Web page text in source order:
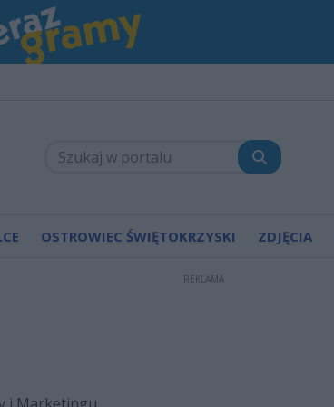
OSTROWIEC ŚWIĘTOKRZYSKI ZDJĘCIA
REKLAMA
i Marketingu